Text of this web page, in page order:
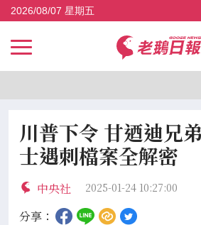
2026/08/07 星期五
川普下令 甘迺迪兄
士遇刺檔案全解密
中央社 2025-01-24 10:27:00
分享：